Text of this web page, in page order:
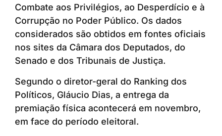
Combate aos Privilégios, ao Desperdício e à
Corrupção no Poder Público. Os dados
considerados são obtidos em fontes oficiais
nos sites da Câmara dos Deputados, do
Senado e dos Tribunais de Justiça.
Segundo o diretor-geral do Ranking dos
Políticos, Gláucio Dias, a entrega da
premiação física acontecerá em novembro,
em face do período eleitoral.